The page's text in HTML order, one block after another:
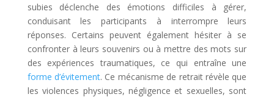
subies déclenche des émotions difficiles à gérer,
conduisant les participants à interrompre leurs
réponses. Certains peuvent également hésiter à se
confronter à leurs souvenirs ou à mettre des mots sur
des expériences traumatiques, ce qui entraîne une
forme d’évitement. Ce mécanisme de retrait révèle que
les violences physiques, négligence et sexuelles, sont